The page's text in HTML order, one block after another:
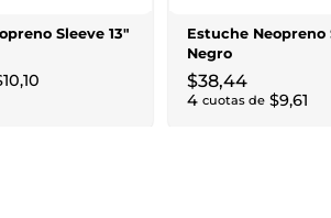
Sleeve 13"
10,10
Estuche Neopreno
Negro
$38,44
4 cuotas de $9,61